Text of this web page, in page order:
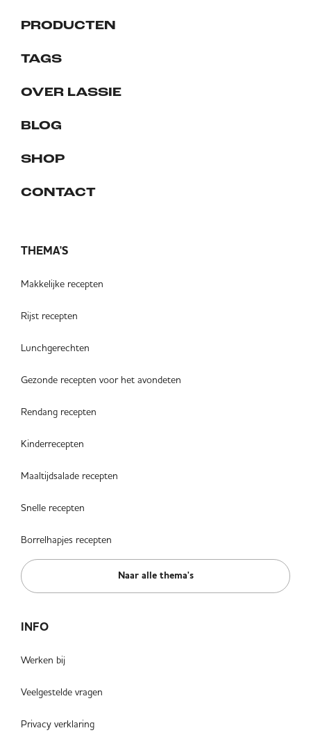
PRODUCTEN
TAGS
OVER LASSIE
BLOG
SHOP
CONTACT
THEMA'S
Makkelijke recepten
Rijst recepten
Lunchgerechten
Gezonde recepten voor het avondeten
Rendang recepten
Kinderrecepten
Maaltijdsalade recepten
Snelle recepten
Borrelhapjes recepten
Naar alle thema's
INFO
Werken bij
Veelgestelde vragen
Privacy verklaring